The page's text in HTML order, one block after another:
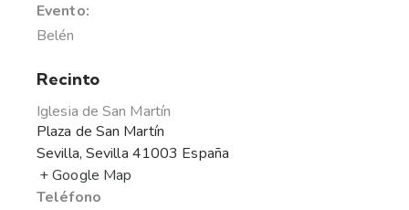
Evento:
Belén
Recinto
Iglesia de San Martín
Plaza de San Martín
Sevilla, Sevilla 41003 España
+ Google Map
Teléfono